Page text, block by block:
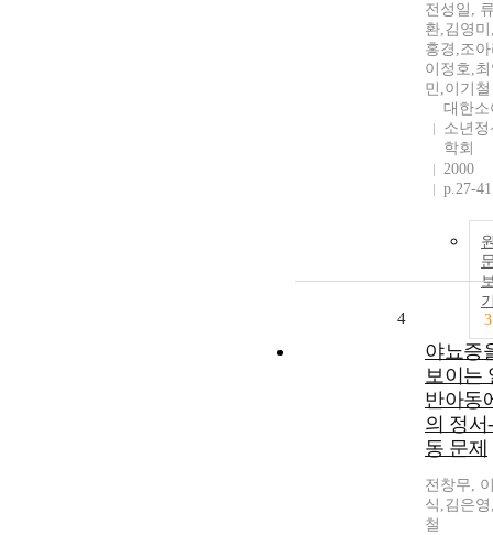
전성일,
환,김영
홍경,조
이정호,
민,이기철
대한소
소년
학회
2000
p.27-41
3
4
야뇨증
보이는
반아동
의 정서
동 문제
전창무,
식,김은
철